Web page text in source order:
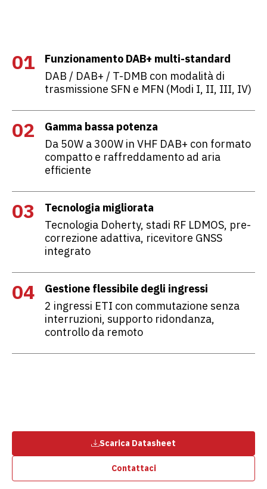
01
Funzionamento DAB+ multi-standard
DAB / DAB+ / T-DMB con modalità di
trasmissione SFN e MFN (Modi I, II, III, IV)
02
Gamma bassa potenza
Da 50W a 300W in VHF DAB+ con formato
compatto e raffreddamento ad aria
efficiente
03
Tecnologia migliorata
Tecnologia Doherty, stadi RF LDMOS, pre-
correzione adattiva, ricevitore GNSS
integrato
04
Gestione flessibile degli ingressi
2 ingressi ETI con commutazione senza
interruzioni, supporto ridondanza,
controllo da remoto
Scarica Datasheet
Contattaci